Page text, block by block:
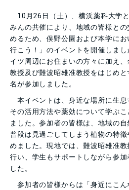
10月26日（土）、横浜薬科大学
みんの共催により、地域の皆様と
めるため、俣野公園および本学に
行こう！」のイベントを開催しま
イツ周辺にお住まいの方々に加え
教授及び難波昭雄准教授をはじめ
名が参加しました。
本イベントは、身近な場所に生息
その活用方法や薬効について学ぶ
ました。参加者の皆様は、地域の自
普段は見過ごしてしまう植物の特
めました。現地では、難波昭雄准
行い、学生もサポートしながら参
した。
参加者の皆様からは「身近にこん